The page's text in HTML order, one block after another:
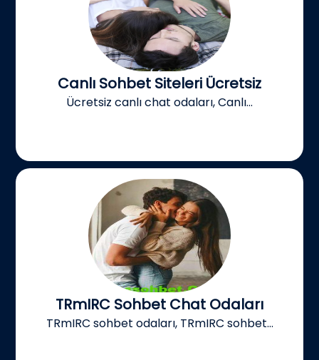
Canlı Sohbet Siteleri Ücretsiz
Ücretsiz canlı chat odaları, Canlı...
TRmIRC Sohbet Chat Odaları
TRmIRC sohbet odaları, TRmIRC sohbet...